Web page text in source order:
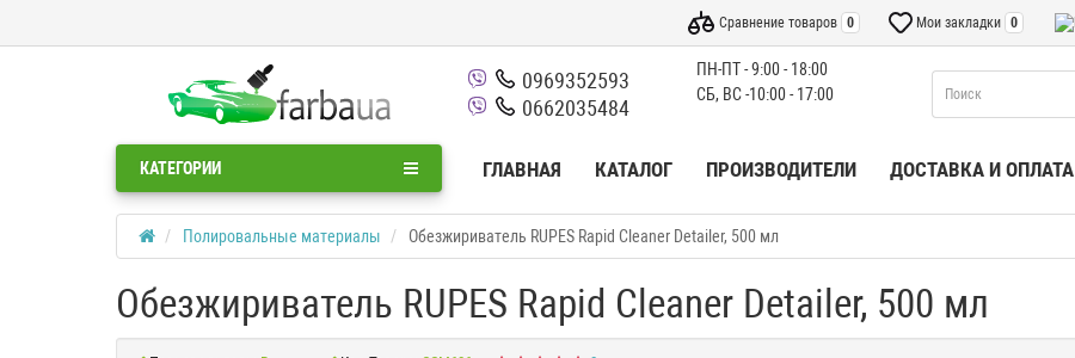
Мои закладки 0
Сравнение товаров 0
0969352593
0662035484
ПН-ПТ - 9:00 - 18:00
СБ, ВС -10:00 - 17:00
КАТЕГОРИИ ГЛАВНАЯ КАТАЛОГ ПРОИЗВОДИТЕЛИ ДОСТАВКА И ОПЛАТА
Полировальные материалы Обезжириватель RUPES Rapid Cleaner Detailer, 500 мл
Обезжириватель RUPES Rapid Cleaner Detailer, 500 мл